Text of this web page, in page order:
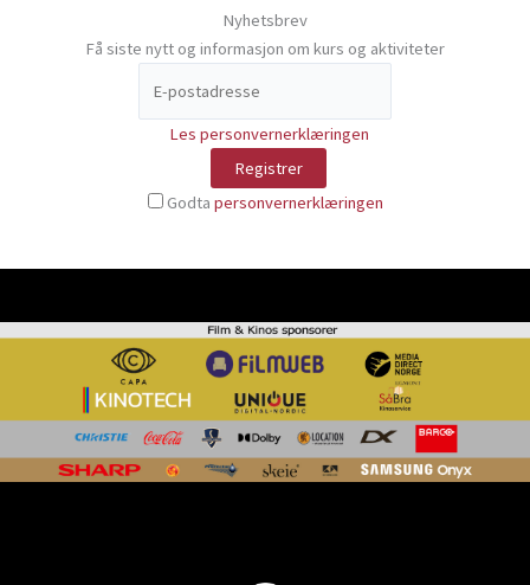
Nyhetsbrev
Få siste nytt og informasjon om kurs og aktiviteter
Les personvernerklæringen
Godta personvernerklæringen